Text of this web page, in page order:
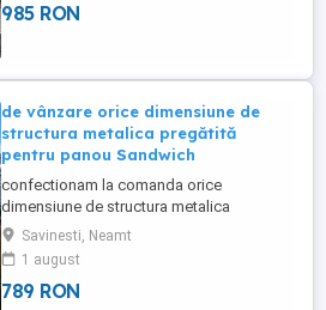
985 RON
de vânzare orice dimensiune de
structura metalica pregătită
pentru panou Sandwich
confectionam la comanda orice
dimensiune de structura metalica
pregătită pentru panou Sandwich sau hală
metalica pentru mai multe detalii
Savinesti, Neamt
1 august
789 RON